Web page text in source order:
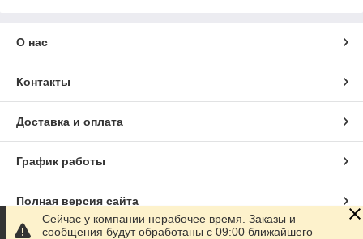
О нас
Контакты
Доставка и оплата
График работы
Полная версия сайта
Сейчас у компании нерабочее время. Заказы и
сообщения будут обработаны с 09:00 ближайшего